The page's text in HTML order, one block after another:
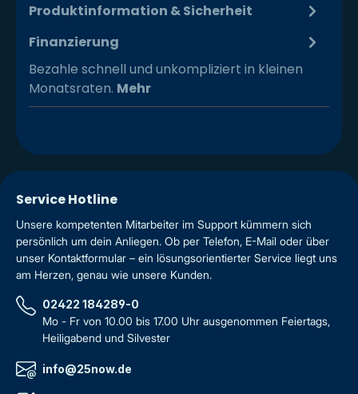
Produktinformation & Sicherheit
Finanzierung
Bezahle schnell und unkompliziert in kleinen
Monatsraten. Mehr
Service Hotline
Unsere kompetenten Mitarbeiter im Support kümmern sich
persönlich um dein Anliegen. Ob per Telefon, E-Mail oder über
unser Kontaktformular – ein lösungsorientierter Service liegt uns
am Herzen, genau wie unsere Kunden.
02422 184289-0
Mo - Fr von 10.00 bis 17.00 Uhr ausgenommen Feiertags,
Heiligabend und Silvester
info@25now.de